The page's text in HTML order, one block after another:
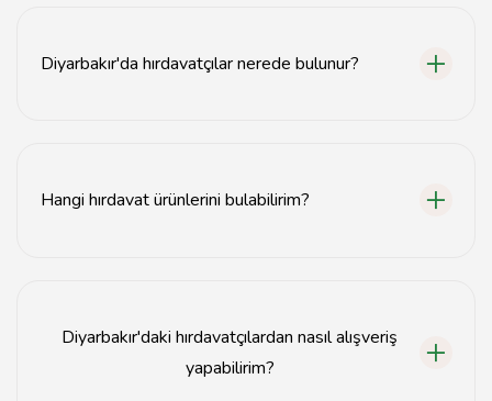
Diyarbakır'da hırdavatçılar nerede bulunur?
Hangi hırdavat ürünlerini bulabilirim?
Diyarbakır'daki hırdavatçılardan nasıl alışveriş
yapabilirim?